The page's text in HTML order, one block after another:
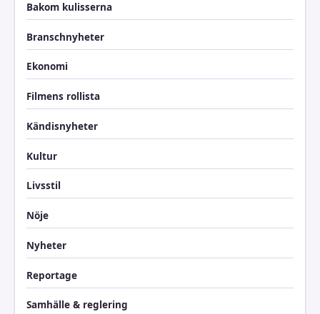
Bakom kulisserna
Branschnyheter
Ekonomi
Filmens rollista
Kändisnyheter
Kultur
Livsstil
Nöje
Nyheter
Reportage
Samhälle & reglering